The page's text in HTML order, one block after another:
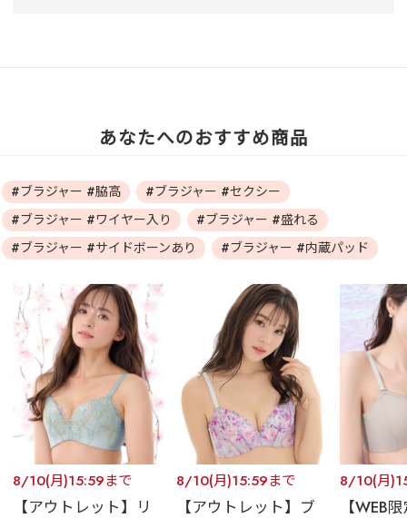
あなたへのおすすめ商品
#ブラジャー #脇高
#ブラジャー #セクシー
#ブラジャー #ワイヤー入り
#ブラジャー #盛れる
#ブラジャー #サイドボーンあり
#ブラジャー #内蔵パッド
8/10(月)15:59まで
【アウトレット】リ
8/10(月)15:59まで
【アウトレット】ブ
8/10(月
【WEB